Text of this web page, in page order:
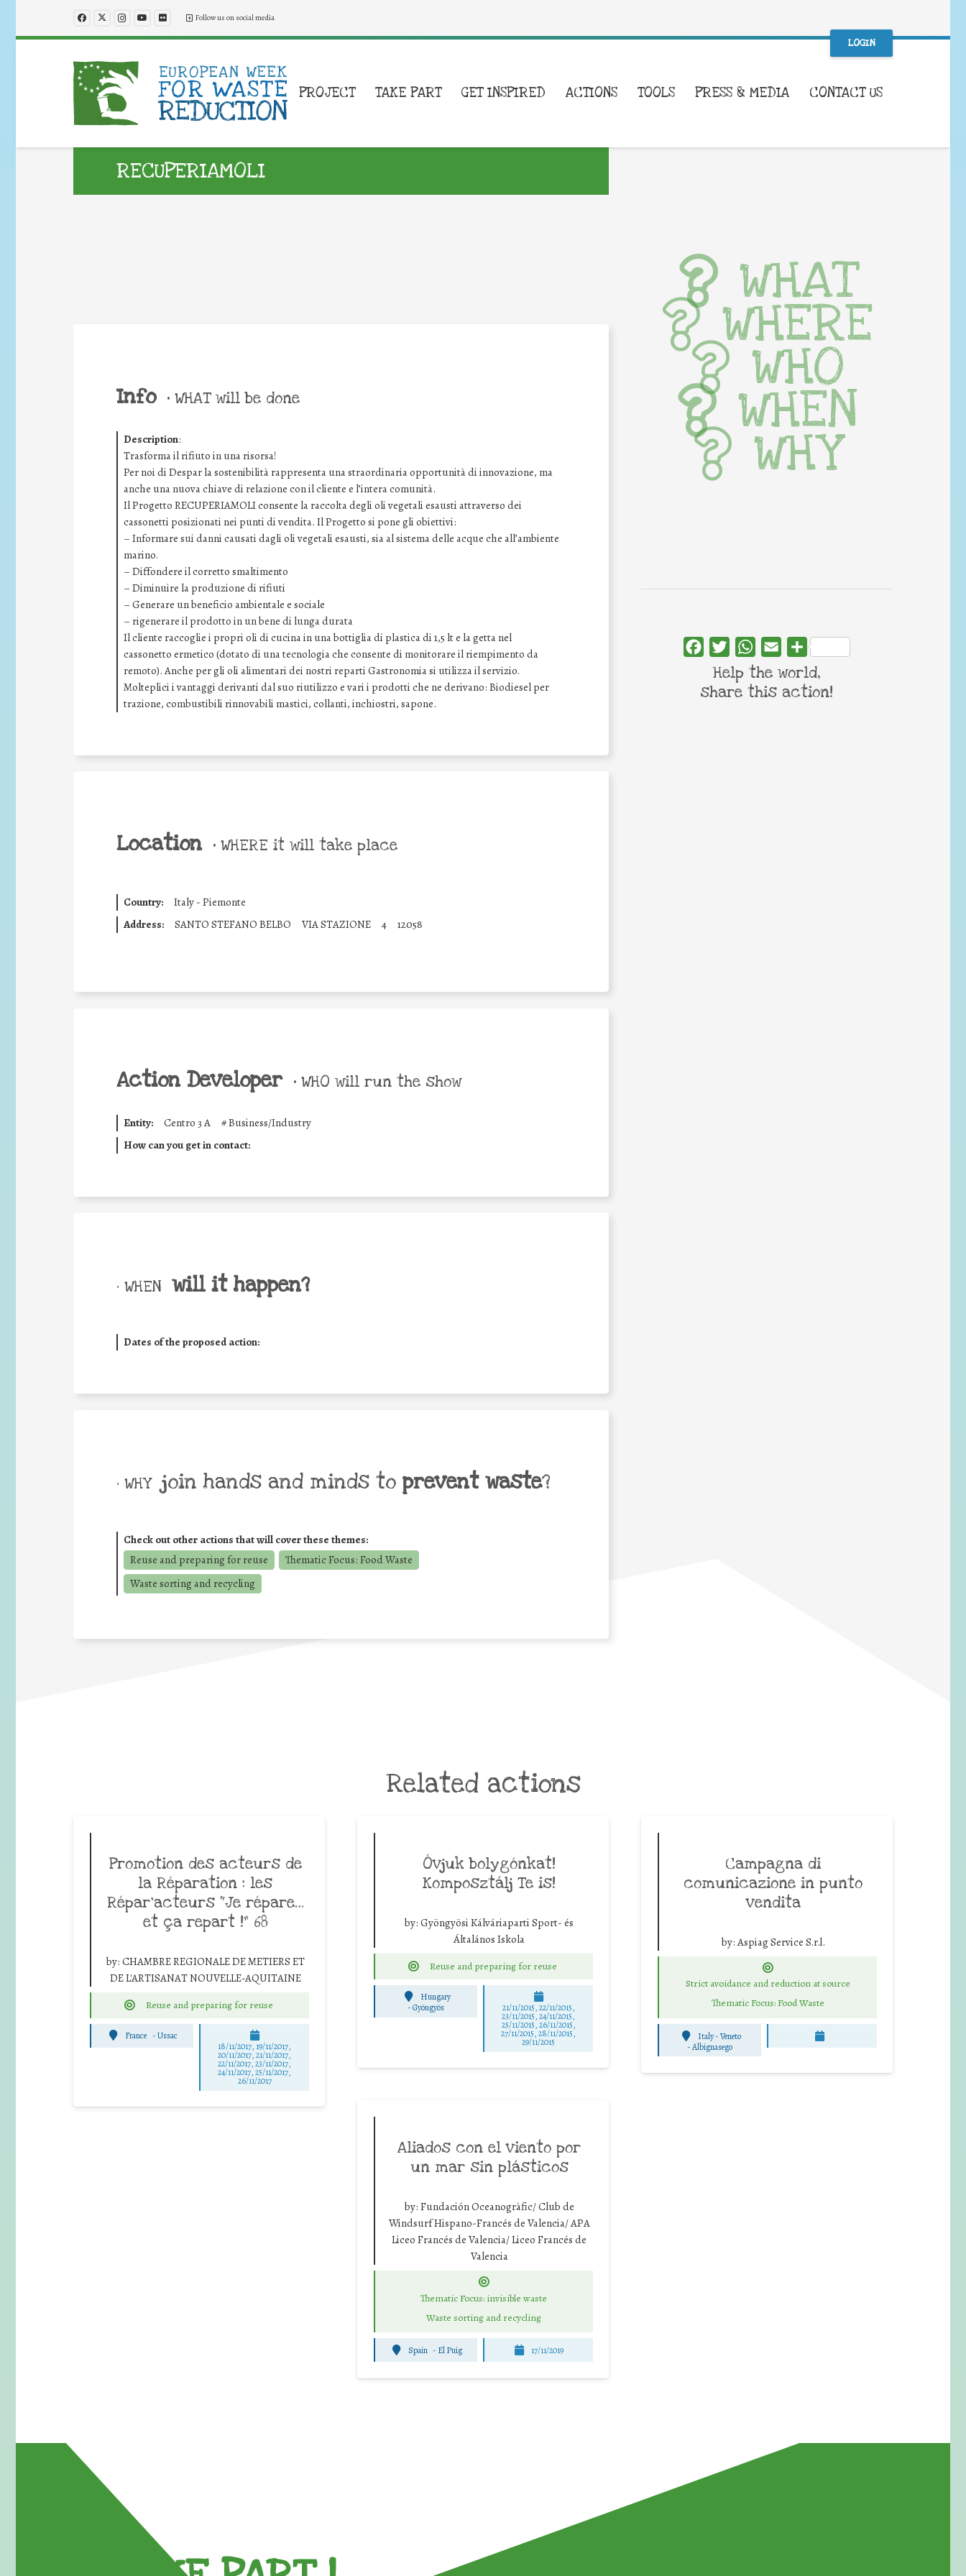
Follow us on social media
LOGIN
PROJECT TAKE PART GET INSPIRED ACTIONS TOOLS PRESS & MEDIA CONTACT US
RECUPERIAMOLI
Info • WHAT will be done
Description:
Trasforma il rifiuto in una risorsa!
Per noi di Despar la sostenibilità rappresenta una straordinaria opportunità di innovazione, ma
anche una nuova chiave di relazione con il cliente e l’intera comunità.
Il Progetto RECUPERIAMOLI consente la raccolta degli oli vegetali esausti attraverso dei
cassonetti posizionati nei punti di vendita. Il Progetto si pone gli obiettivi:
– Informare sui danni causati dagli oli vegetali esausti, sia al sistema delle acque che all’ambiente
marino.
– Diffondere il corretto smaltimento
– Diminuire la produzione di rifiuti
– Generare un beneficio ambientale e sociale
– rigenerare il prodotto in un bene di lunga durata
Il cliente raccoglie i propri oli di cucina in una bottiglia di plastica di 1,5 lt e la getta nel
cassonetto ermetico (dotato di una tecnologia che consente di monitorare il riempimento da
remoto). Anche per gli oli alimentari dei nostri reparti Gastronomia si utilizza il servizio.
Molteplici i vantaggi derivanti dal suo riutilizzo e vari i prodotti che ne derivano: Biodiesel per
trazione, combustibili rinnovabili mastici, collanti, inchiostri, sapone.
Location • WHERE it will take place
Country:
Italy - Piemonte
Address:
SANTO STEFANO BELBO VIA STAZIONE 4 12058
Action Developer • WHO will run the show
Entity: Centro 3 A #Business/Industry
How can you get in contact:
• WHEN will it happen?
Dates of the proposed action:
• WHY join hands and minds to prevent waste?
Check out other actions that will cover these themes:
Reuse and preparing for reuse
Thematic Focus: Food Waste
Waste sorting and recycling
WHAT
WHERE
WHO
WHEN
WHY
FacebookTwitterWhatsApp
Email Share
Help the world,
share this action!
Related actions
Promotion des acteurs de
la Réparation : les
Répar’acteurs “Je répare…
et ça repart !” 68
by: CHAMBRE REGIONALE DE METIERS ET
DE L'ARTISANAT NOUVELLE-AQUITAINE
Reuse and preparing for reuse
France -Ussac
18/11/2017, 19/11/2017,
20/11/2017, 21/11/2017,
22/11/2017, 23/11/2017,
24/11/2017, 25/11/2017,
26/11/2017
Óvjuk bolygónkat!
Komposztálj Te is!
by: Gyöngyösi Kálváriaparti Sport- és
Általános Iskola
Reuse and preparing for reuse
Hungary
-Gyöngyös 21/11/2015, 22/11/2015,
23/11/2015, 24/11/2015,
25/11/2015, 26/11/2015,
27/11/2015, 28/11/2015,
29/11/2015
Campagna di
comunicazione in punto
vendita
by:Aspiag Service S.r.l.
Strict avoidance and reduction at source
Thematic Focus: Food Waste
Italy - Veneto
-Albignasego
Aliados con el viento por
un mar sin plásticos
by: Fundación Oceanogràfic/ Club de
Windsurf Hispano-Francés de Valencia/ APA
Liceo Francés de Valencia/ Liceo Francés de
Valencia
Thematic Focus: invisible waste
Waste sorting and recycling
Spain - El Puig 17/11/2019